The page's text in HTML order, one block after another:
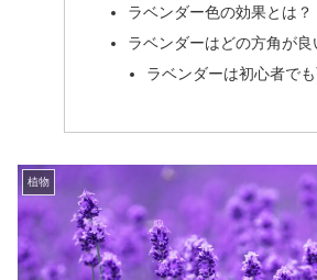
ラベンダー色の効果とは？
ラベンダーはどの方角が良
ラベンダーは初心者で
植物